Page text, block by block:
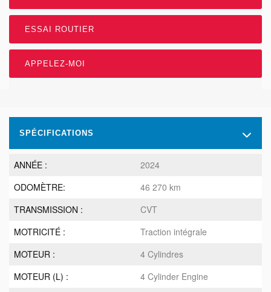
SPÉCIFICATIONS
ANNÉE :
2024
ODOMÈTRE:
46 270 km
TRANSMISSION :
CVT
MOTRICITÉ :
Traction intégrale
MOTEUR :
4 Cylindres
MOTEUR (L) :
4 Cylinder Engine
ESSAI ROUTIER
APPELEZ-MOI